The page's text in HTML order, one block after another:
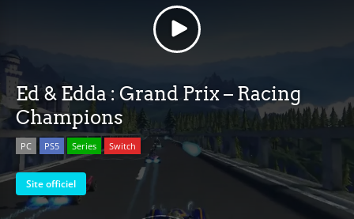
Ed & Edda : Grand Prix – Racing
Champions
PC PS5 Series Switch
Site officiel